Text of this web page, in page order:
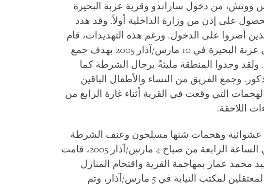
ووتش، من دخول ساراندو وقرية عزبة البحيرة
الحصول على إذن من وزارة الداخلية أولاً. وقد هدد
أصروا على الدخول. ورغم هذه التهديدات، قام
الوفد بزيارة ساراندو وسكان عزبة البحيرة في 10 مارس/آذار 2005 بهدف جمع
وجدوا المنطقة مليئةً برجال الشرطة كما
وجمع الفريق من النساء والأطفال الباقين
التي وقعت في القرية أثناء غارة الرابع من
اللاحقة.
أفاد القرويون بأنه في حوالي الساعة الرابعة من صباح 4 مارس/آذار 2005، قامت
محمد عمار بمهاجمة القرية واقتحام المنازل
واعتقال 7 رجال. وتم تقديم المعتقلين لمكتب النيابة في 5 مارس/آذار، وتم